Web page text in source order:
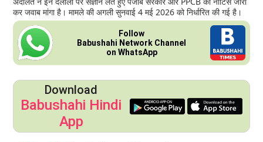
कर जवाब मांगा है। मामले की अगली सुनवाई 4 मई 2026 को निर्धारित की गई है।
Follow
Babushahi Network Channel
on WhatsApp
Download
Babushahi Hindi
App